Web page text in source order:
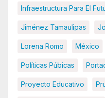
Infraestructura Para El
Jiménez Tamaulipas
Lorena Romo México
Políticas Púbicas
Proyecto Educativo